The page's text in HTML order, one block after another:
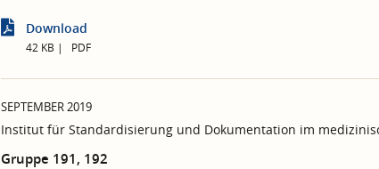
Download
42 KB PDF
SEPTEMBER 2019
Institut für Standardisierung und Dokumentation im
Gruppe 191, 192